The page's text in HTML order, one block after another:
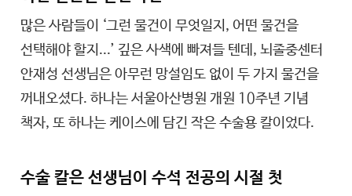
많은 사람들이 ‘그런 물건이 무엇일지, 어떤 물건을
선택해야 할지...’ 깊은 사색에 빠져들 텐데, 뇌졸중센터
안재성 선생님은 아무런 망설임도 없이 두 가지 물건을
꺼내오셨다. 하나는 서울아산병원 개원 10주년 기념
책자, 또 하나는 케이스에 담긴 작은 수술용 칼이었다.
수술 칼은 선생님이 수석 전공의 시절 첫